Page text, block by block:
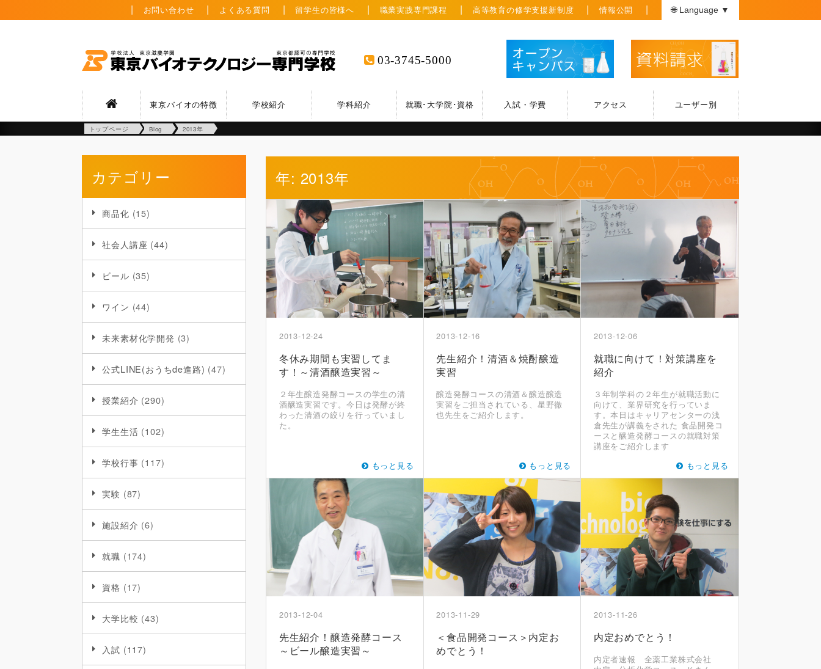
お問い合わせ よくある質問 留学生の皆様へ 職業実践専門課程 高等教育の修学支援新制度 情報公開 🌐 Language ▼
03-3745-5000
東京バイオの特徴 学校紹介 学科紹介 就職･大学院･資格 入試・学費 アクセス ユーザー別
トップページ Blog 2013年
カテゴリー
商品化 (15)
社会人講座 (44)
ビール (35)
ワイン (44)
未来素材化学開発 (3)
公式LINE(おうちde進路) (47)
授業紹介 (290)
学生生活 (102)
学校行事 (117)
実験 (87)
施設紹介 (6)
就職 (174)
資格 (17)
大学比較 (43)
入試 (117)
年: 2013年
2013-12-24
冬休み期間も実習してま
す！～清酒醸造実習～
２年生醸造発酵コースの学生の清
酒醸造実習です。今日は発酵が終
わった清酒の絞りを行っていまし
た。
もっと見る
2013-12-16
先生紹介！清酒＆焼酎醸造
実習
醸造発酵コースの清酒＆醸造醸造
実習をご担当されている、星野徹
也先生をご紹介します。
もっと見る
2013-12-06
就職に向けて！対策講座を
紹介
３年制学科の２年生が就職活動に
向けて、業界研究を行っていま
す。本日はキャリアセンターの浅
倉先生が講義をされた 食品開発コ
ースと醸造発酵コースの就職対策
講座をご紹介します
もっと見る
2013-12-04
先生紹介！醸造発酵コース
～ビール醸造実習～
2013-11-29
＜食品開発コース＞内定お
めでとう！
2013-11-26
内定おめでとう！
内定者速報 全薬工業株式会社